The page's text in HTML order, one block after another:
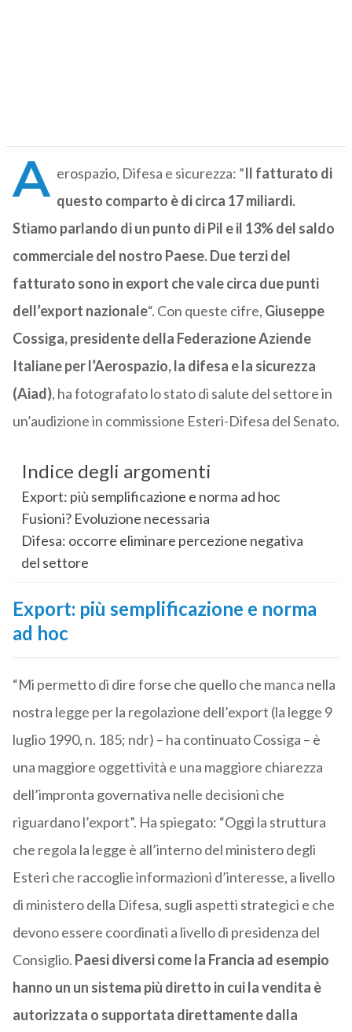
A erospazio, Difesa e sicurezza: ”Il fatturato di
questo comparto è di circa 17 miliardi.
Stiamo parlando di un punto di Pil e il 13% del saldo
commerciale del nostro Paese. Due terzi del
fatturato sono in export che vale circa due punti
dell’export nazionale“. Con queste cifre, Giuseppe
Cossiga, presidente della Federazione Aziende
Italiane per l’Aerospazio, la difesa e la sicurezza
(Aiad), ha fotografato lo stato di salute del settore in
un’audizione in commissione Esteri-Difesa del Senato.
Indice degli argomenti
Export: più semplificazione e norma ad hoc
Fusioni? Evoluzione necessaria
Difesa: occorre eliminare percezione negativa
del settore
Export: più semplificazione e norma
ad hoc
“Mi permetto di dire forse che quello che manca nella
nostra legge per la regolazione dell’export (la legge 9
luglio 1990, n. 185; ndr) – ha continuato Cossiga – è
una maggiore oggettività e una maggiore chiarezza
dell’impronta governativa nelle decisioni che
riguardano l’export”. Ha spiegato: “Oggi la struttura
che regola la legge è all’interno del ministero degli
Esteri che raccoglie informazioni d’interesse, a livello
di ministero della Difesa, sugli aspetti strategici e che
devono essere coordinati a livello di presidenza del
Consiglio. Paesi diversi come la Francia ad esempio
hanno un un sistema più diretto in cui la vendita è
autorizzata o supportata direttamente dalla